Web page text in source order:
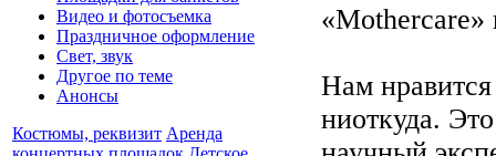
Видео и фотосъемка
Праздничное оформление
Свет, звук
Другое по теме
Анонсы
Костюмы, реквизит Аренда
«Mothercare»
Нам нравится
ниоткуда.